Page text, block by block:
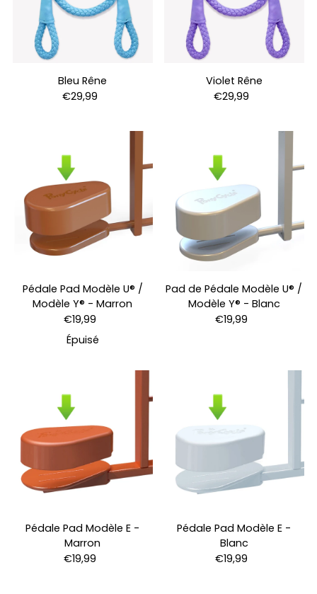
Bleu Rêne
€29,99
Violet Rêne
€29,99
Pédale Pad Modèle U® /
Modèle Y® - Marron
€19,99
Épuisé
Pad de Pédale Modèle U® /
Modèle Y® - Blanc
€19,99
Pédale Pad Modèle E -
Marron
€19,99
Pédale Pad Modèle E -
Blanc
€19,99